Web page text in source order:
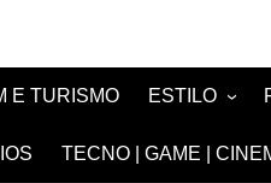
E TURISMO ESTILO
MODA E
TECNO | GAME |